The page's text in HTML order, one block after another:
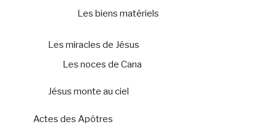
Les biens matériels
Les miracles de Jésus
Les noces de Cana
Jésus monte au ciel
Actes des Apôtres